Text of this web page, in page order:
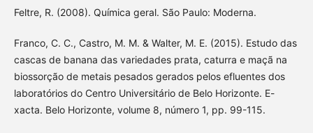
Feltre, R. (2008). Química geral. São Paulo: Moderna.
Franco, C. C., Castro, M. M. & Walter, M. E. (2015). Estudo das
cascas de banana das variedades prata, caturra e maçã na
biossorção de metais pesados gerados pelos efluentes dos
laboratórios do Centro Universitário de Belo Horizonte. E-
xacta. Belo Horizonte, volume 8, número 1, pp. 99-115.